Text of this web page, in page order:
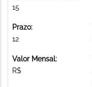
15
Prazo:
12
Valor Mensal:
R$